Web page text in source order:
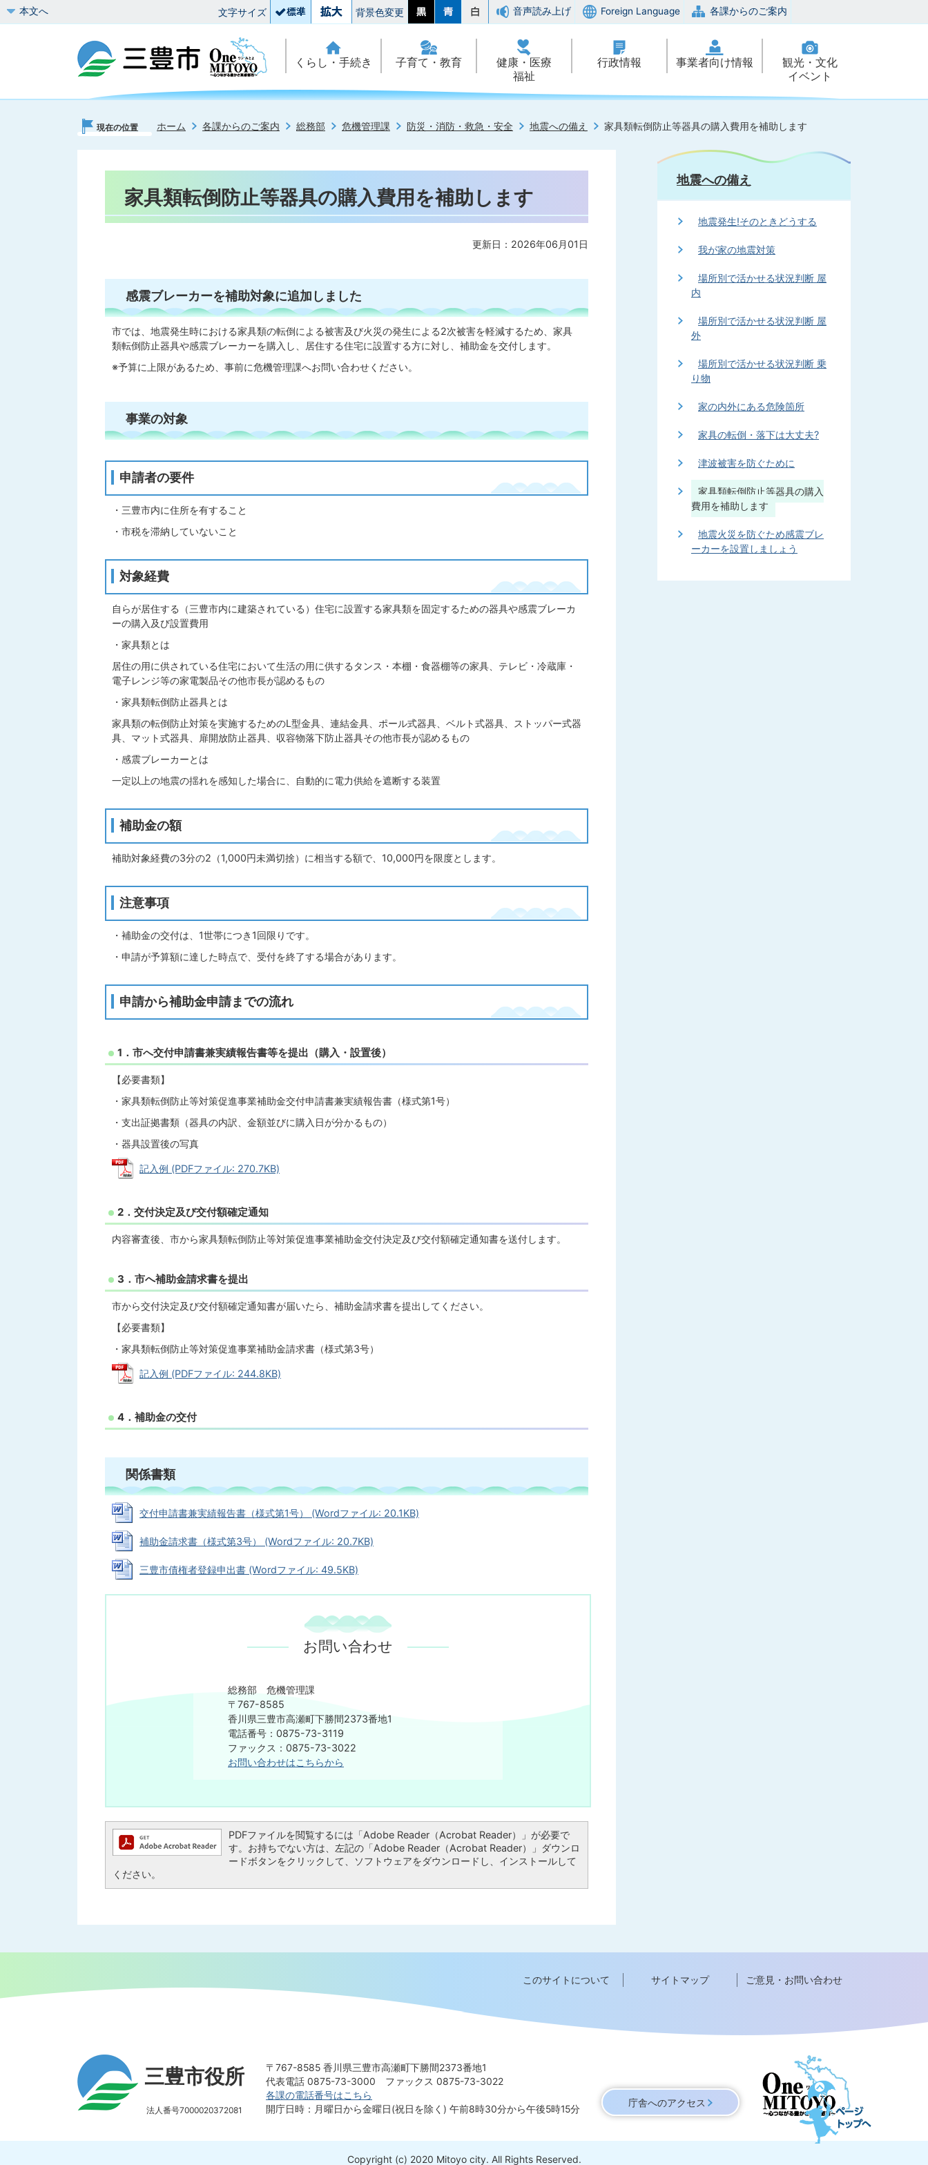
本文へ 文字サイズ 背景色変更 音声読み上げ Foreign Language 各課からのご案内
くらし・手続き 子育て・教育
健康・医療
福祉
行政情報 事業者向け情報
観光・文化
イベント
現在の位置 ホーム 各課からのご案内 総務部 危機管理課 防災・消防・救急・安全 地震への備え 家具類転倒防止等器具の購入費用を補助します
家具類転倒防止等器具の購入費用を補助します
更新日：2026年06月01日
感震ブレーカーを補助対象に追加しました
市では、地震発生時における家具類の転倒による被害及び火災の発生による2次被害を軽減するため、家具
類転倒防止器具や感震ブレーカーを購入し、居住する住宅に設置する方に対し、補助金を交付します。
※予算に上限があるため、事前に危機管理課へお問い合わせください。
事業の対象
申請者の要件
・三豊市内に住所を有すること
・市税を滞納していないこと
対象経費
自らが居住する（三豊市内に建築されている）住宅に設置する家具類を固定するための器具や感震ブレーカ
ーの購入及び設置費用
・家具類とは
居住の用に供されている住宅において生活の用に供するタンス・本棚・食器棚等の家具、テレビ・冷蔵庫・
電子レンジ等の家電製品その他市長が認めるもの
・家具類転倒防止器具とは
家具類の転倒防止対策を実施するためのL型金具、連結金具、ポール式器具、ベルト式器具、ストッパー式器
具、マット式器具、扉開放防止器具、収容物落下防止器具その他市長が認めるもの
・感震ブレーカーとは
一定以上の地震の揺れを感知した場合に、自動的に電力供給を遮断する装置
補助金の額
補助対象経費の3分の2（1,000円未満切捨）に相当する額で、10,000円を限度とします。
注意事項
・補助金の交付は、1世帯につき1回限りです。
・申請が予算額に達した時点で、受付を終了する場合があります。
申請から補助金申請までの流れ
1．市へ交付申請書兼実績報告書等を提出（購入・設置後）
【必要書類】
・家具類転倒防止等対策促進事業補助金交付申請書兼実績報告書（様式第1号）
・支出証拠書類（器具の内訳、金額並びに購入日が分かるもの）
・器具設置後の写真
記入例 (PDFファイル: 270.7KB)
2．交付決定及び交付額確定通知
内容審査後、市から家具類転倒防止等対策促進事業補助金交付決定及び交付額確定通知書を送付します。
3 ．市へ補助金請求書を提出
市から交付決定及び交付額確定通知書が届いたら、補助金請求書を提出してください。
【必要書類】
・家具類転倒防止等対策促進事業補助金請求書（様式第3号）
記入例 (PDFファイル: 244.8KB)
4．補助金の交付
関係書類
交付申請書兼実績報告書（様式第1号） (Wordファイル: 20.1KB)
補助金請求書（様式第3号） (Wordファイル: 20.7KB)
三豊市債権者登録申出書 (Wordファイル: 49.5KB)
お問い合わせ
総務部 危機管理課
〒767-8585
香川県三豊市高瀬町下勝間2373番地1
電話番号：0875-73-3119
ファックス：0875-73-3022
お問い合わせはこちらから
PDFファイルを閲覧するには「Adobe Reader（Acrobat Reader）」が必要で
す。お持ちでない方は、左記の「Adobe Reader（Acrobat Reader）」ダウンロ
ードボタンをクリックして、ソフトウェアをダウンロードし、インストールして
ください。
地震への備え
地震発生!そのときどうする
我が家の地震対策
場所別で活かせる状況判断 屋
内
場所別で活かせる状況判断 屋
外
場所別で活かせる状況判断 乗
り物
家の内外にある危険箇所
家具の転倒・落下は大丈夫?
津波被害を防ぐために
家具類転倒防止等器具の購入
費用を補助します
地震火災を防ぐため感震ブレ
ーカーを設置しましょう
ペ
ー
ジ
このサイトについて サイトマップ ご意見・お問い合わせ
三豊市役所
法人番号7000020372081
〒767-8585 香川県三豊市高瀬町下勝間2373番地1
代表電話 0875-73-3000 ファックス 0875-73-3022
各課の電話番号はこちら
開庁日時：月曜日から金曜日(祝日を除く) 午前8時30分から午後5時15分
庁舎へのアクセス
Copyright (c) 2020 Mitoyo city. All Rights Reserved.